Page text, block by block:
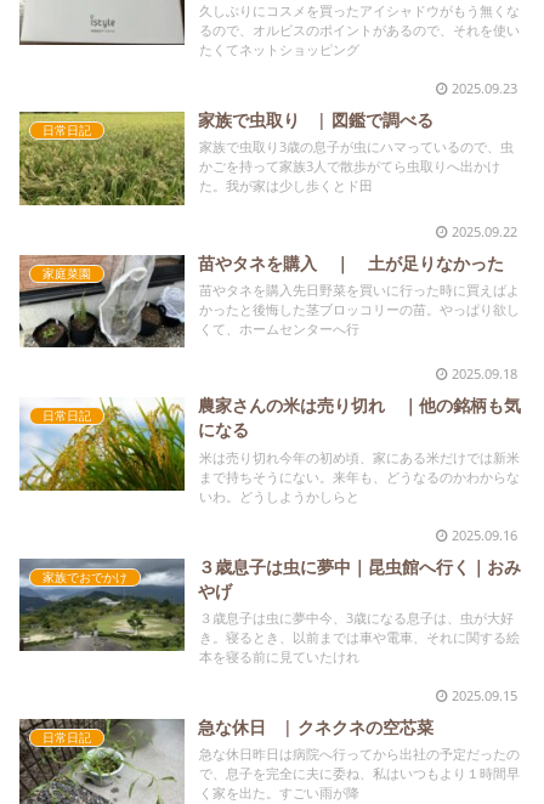
久しぶりにコスメを買ったアイシャドウがもう無くな
るので、オルビスのポイントがあるので、それを使い
たくてネットショッピング
2025.09.23
日常日記 家族で虫取り | 図鑑で調べる
家族で虫取り3歳の息子が虫にハマっているので、虫
かごを持って家族3人で散歩がてら虫取りへ出かけ
た。我が家は少し歩くとド田
2025.09.22
家庭菜園 苗やタネを購入 ｜ 土が足りなかった
苗やタネを購入先日野菜を買いに行った時に買えばよ
かったと後悔した茎ブロッコリーの苗。やっぱり欲し
くて、ホームセンターへ行
2025.09.18
日常日記
農家さんの米は売り切れ ｜他の銘柄も気
になる
米は売り切れ今年の初め頃、家にある米だけでは新米
まで持ちそうにない。来年も、どうなるのかわからな
いわ。どうしようかしらと
2025.09.16
家族でおでかけ
３歳息子は虫に夢中｜昆虫館へ行く｜おみ
やげ
３歳息子は虫に夢中今、3歳になる息子は、虫が大好
き。寝るとき、以前までは車や電車、それに関する絵
本を寝る前に見ていたけれ
2025.09.15
日常日記 急な休日 | クネクネの空芯菜
急な休日昨日は病院へ行ってから出社の予定だったの
で、息子を完全に夫に委ね、私はいつもより１時間早
く家を出た。すごい雨が降